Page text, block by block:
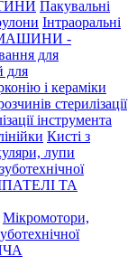
Пакувальні
Інтраоральні
-
для
для
і кераміки
стерилізації
інструмента
Кисті з
лупи
ТА
Мікромотори,